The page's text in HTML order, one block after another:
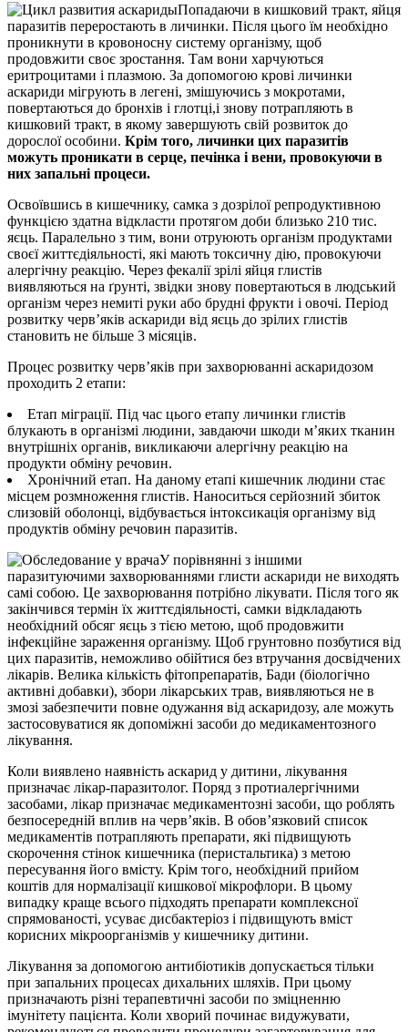
Попадаючи в кишковий тракт, яйця
паразитів переростають в личинки. Після цього їм необхідно
проникнути в кровоносну систему організму, щоб
продовжити своє зростання. Там вони харчуються
еритроцитами і плазмою. За допомогою крові личинки
аскариди мігрують в легені, змішуючись з мокротами,
повертаються до бронхів і глотці,і знову потрапляють в
кишковий тракт, в якому завершують свій розвиток до
дорослої особини. Крім того, личинки цих паразитів
можуть проникати в серце, печінка і вени, провокуючи в
них запальні процеси.
Освоївшись в кишечнику, самка з дозрілої репродуктивною
функцією здатна відкласти протягом доби близько 210 тис.
яєць. Паралельно з тим, вони отруюють організм продуктами
своєї життєдіяльності, які мають токсичну дію, провокуючи
алергічну реакцію. Через фекалії зрілі яйця глистів
виявляються на ґрунті, звідки знову повертаються в людський
організм через немиті руки або брудні фрукти і овочі. Період
розвитку черв’яків аскариди від яєць до зрілих глистів
становить не більше 3 місяців.
Процес розвитку черв’яків при захворюванні аскаридозом
проходить 2 етапи:
Етап міграції. Під час цього етапу личинки глистів
блукають в організмі людини, завдаючи шкоди м’яких тканин
внутрішніх органів, викликаючи алергічну реакцію на
продукти обміну речовин.
Хронічний етап. На даному етапі кишечник людини стає
місцем розмноження глистів. Наноситься серйозний збиток
слизовій оболонці, відбувається інтоксикація організму від
продуктів обміну речовин паразитів.
У порівнянні з іншими
паразитуючими захворюваннями глисти аскариди не виходять
самі собою. Це захворювання потрібно лікувати. Після того як
закінчився термін їх життєдіяльності, самки відкладають
необхідний обсяг яєць з тією метою, щоб продовжити
інфекційне зараження організму. Щоб грунтовно позбутися від
цих паразитів, неможливо обійтися без втручання досвідчених
лікарів. Велика кількість фітопрепаратів, Бади (біологічно
активні добавки), збори лікарських трав, виявляються не в
змозі забезпечити повне одужання від аскаридозу, але можуть
застосовуватися як допоміжні засоби до медикаментозного
лікування.
Коли виявлено наявність аскарид у дитини, лікування
призначає лікар-паразитолог. Поряд з протиалергічними
засобами, лікар призначає медикаментозні засоби, що роблять
безпосередній вплив на черв’яків. В обов’язковий список
медикаментів потрапляють препарати, які підвищують
скорочення стінок кишечника (перистальтика) з метою
пересування його вмісту. Крім того, необхідний прийом
коштів для нормалізації кишкової мікрофлори. В цьому
випадку краще всього підходять препарати комплексної
спрямованості, усуває дисбактеріоз і підвищують вміст
корисних мікроорганізмів у кишечнику дитини.
Лікування за допомогою антибіотиків допускається тільки
при запальних процесах дихальних шляхів. При цьому
призначають різні терапевтичні засоби по зміцненню
імунітету пацієнта. Коли хворий починає видужувати,